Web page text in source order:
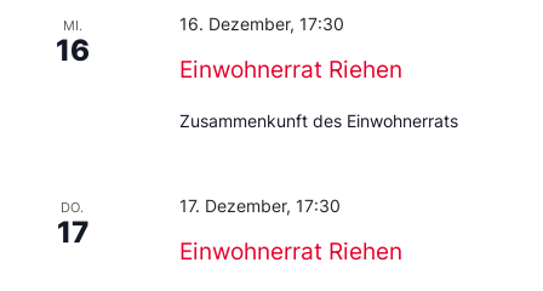
MI.
16
Einwohnerrat Riehen
16. Dezember, 17:30
Zusammenkunft des Einwohnerrats
DO.
17
Einwohnerrat Riehen
17. Dezember, 17:30